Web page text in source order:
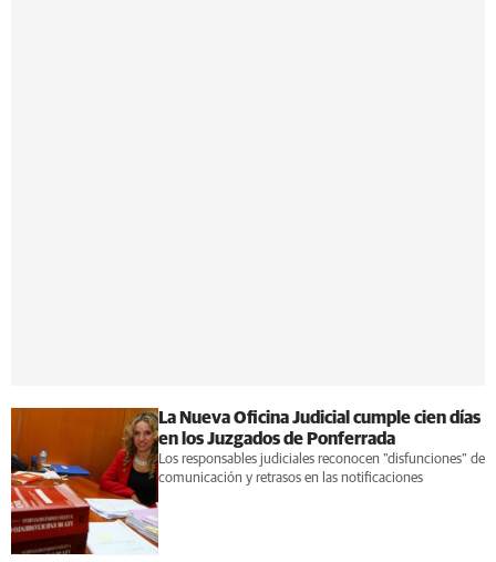
La Nueva Oficina Judicial cumple cien días
en los Juzgados de Ponferrada
Los responsables judiciales reconocen "disfunciones" de
comunicación y retrasos en las notificaciones